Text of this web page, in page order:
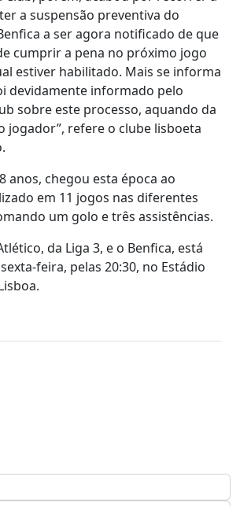
a suspensão preventiva do
a ser agora notificado de que
cumprir a pena no próximo jogo
estiver habilitado. Mais se informa
devidamente informado pelo
sobre este processo, aquando da
jogador”, refere o clube lisboeta
anos, chegou esta época ao
em 11 jogos nas diferentes
um golo e três assistências.
da Liga 3, e o Benfica, está
feira, pelas 20:30, no Estádio